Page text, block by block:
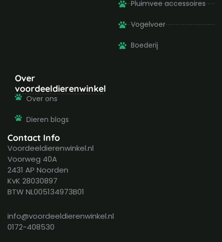
Pluimvee accessoires
Vogelvoer
Boederij
Over
voordeeldierenwinkel
Over ons
Dieren blogs
Contact Info
Voordeeldierenwinkel.nl
Voorweg 40A
2431 AP Noorden
KvK 28030897
BTW NL005134973B01
info@voordeeldierenwinkel.nl
0172-408530